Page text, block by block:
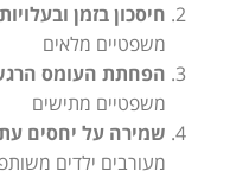
חיסכון בזמן ובעלויות
משפטיים מלאים
הפחתת העומס
משפטיים מתישים
שמירה על יחסים
מעורבים ילדים